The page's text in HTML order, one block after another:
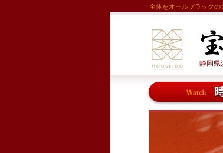
全体をオールブラック
静岡